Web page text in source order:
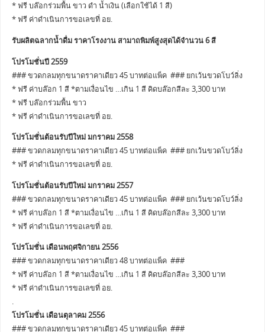
* ฟรี บล๊อกร่วมพื้น ขาว ดำ น้ำเงิน (เลือกใช้ได้ 1 สี)
* ฟรี ค่าดำเนินการขอเลขที่ อย.
รับผลิตฉลากน้ำดื่ม ราคาโรงงาน สามาถพิมพ์สูงสุดได้จำนวน 6 สี
โปรโมชั่นปี 2559
### ขวดกลมทุกขนาดราคาเดียว 45 บาทต่อแพ็ค ### ยกเว้นขวดโบว์ลิ่ง
* ฟรี ค่าบล๊อก 1 สี *ตามเงื่อนไข …เกิน 1 สี คิดบล๊อกสีละ 3,300 บาท
* ฟรี บล๊อกร่วมพื้น ขาว
* ฟรี ค่าดำเนินการขอเลขที่ อย.
โปรโมชั่นต้อนรับปีใหม่ มกราคม 2558
### ขวดกลมทุกขนาดราคาเดียว 45 บาทต่อแพ็ค ### ยกเว้นขวดโบว์ลิ่ง
* ฟรี ค่าดำเนินการขอเลขที่ อย.
โปรโมชั่นต้อนรับปีใหม่ มกราคม 2557
### ขวดกลมทุกขนาดราคาเดียว 45 บาทต่อแพ็ค ### ยกเว้นขวดโบว์ลิ่ง
* ฟรี ค่าบล๊อก 1 สี *ตามเงื่อนไข …เกิน 1 สี คิดบล๊อกสีละ 3,300 บาท
* ฟรี ค่าดำเนินการขอเลขที่ อย.
โปรโมชั่น เดือนพฤศจิกายน 2556
### ขวดกลมทุกขนาดราคาเดียว 48 บาทต่อแพ็ค ###
* ฟรี ค่าบล๊อก 1 สี *ตามเงื่อนไข …เกิน 1 สี คิดบล๊อกสีละ 3,300 บาท
* ฟรี ค่าดำเนินการขอเลขที่ อย.
.
โปรโมชั่น เดือนตุลาคม 2556
### ขวดกลมทุกขนาดราคาเดียว 45 บาทต่อแพ็ค ###